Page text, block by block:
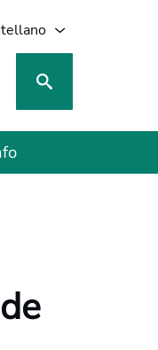
nueva
pestaña nueva
en una pestaña